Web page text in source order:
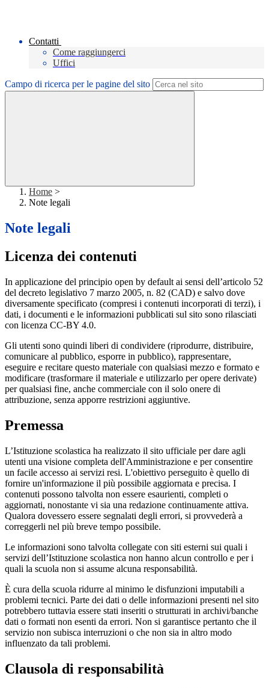
Contatti
Come raggiungerci
Uffici
Campo di ricerca per le pagine del sito
Home >
Note legali
Note legali
Licenza dei contenuti
In applicazione del principio open by default ai sensi dell’articolo 52
del decreto legislativo 7 marzo 2005, n. 82 (CAD) e salvo dove
diversamente specificato (compresi i contenuti incorporati di terzi), i
dati, i documenti e le informazioni pubblicati sul sito sono rilasciati
con licenza CC-BY 4.0.
Gli utenti sono quindi liberi di condividere (riprodurre, distribuire,
comunicare al pubblico, esporre in pubblico), rappresentare,
eseguire e recitare questo materiale con qualsiasi mezzo e formato e
modificare (trasformare il materiale e utilizzarlo per opere derivate)
per qualsiasi fine, anche commerciale con il solo onere di
attribuzione, senza apporre restrizioni aggiuntive.
Premessa
L’Istituzione scolastica ha realizzato il sito ufficiale per dare agli
utenti una visione completa dell'Amministrazione e per consentire
un facile accesso ai servizi resi. L'obiettivo perseguito è quello di
fornire un'informazione il più possibile aggiornata e precisa. I
contenuti possono talvolta non essere esaurienti, completi o
aggiornati, nonostante vi sia una redazione continuamente attiva.
Qualora dovessero essere segnalati degli errori, si provvederà a
correggerli nel più breve tempo possibile.
Le informazioni sono talvolta collegate con siti esterni sui quali i
servizi dell’Istituzione scolastica non hanno alcun controllo e per i
quali la scuola non si assume alcuna responsabilità.
È cura della scuola ridurre al minimo le disfunzioni imputabili a
problemi tecnici. Parte dei dati o delle informazioni presenti nel sito
potrebbero tuttavia essere stati inseriti o strutturati in archivi/banche
dati o formati non esenti da errori. Non si garantisce pertanto che il
servizio non subisca interruzioni o che non sia in altro modo
influenzato da tali problemi.
Clausola di responsabilità